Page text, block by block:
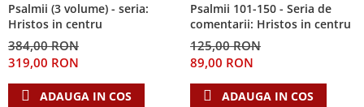
Psalmii (3 volume) - seria:
Hristos in centru
384,00 RON
319,00 RON
ADAUGA IN COS
Psalmii 101-150 - Seria de
comentarii: Hristos in centru
125,00 RON
89,00 RON
ADAUGA IN COS